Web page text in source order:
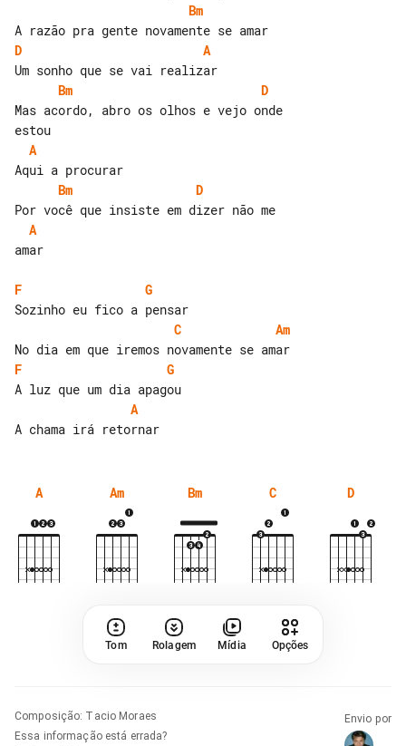
Bm
D
A
Bm
D
Mas acordo, abro os olhos e vejo onde
A
Bm
D
A
amar
F
G
C
Am
F
G
A
A Am Bm C D
Tom Rolagem Mídia Opções
Composição: Tacio Moraes
Essa informação está errada?
Envio por